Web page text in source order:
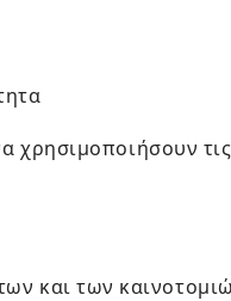
και των